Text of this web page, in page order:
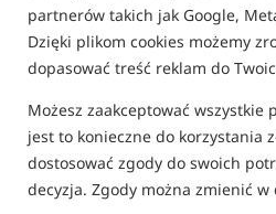
partnerów takich jak Google,
Dzięki plikom cookies możemy
dopasować treść reklam do
Możesz zaakceptować wszystkie
jest to konieczne do korzystania
dostosować zgody do swoich
decyzja. Zgody można zmienić